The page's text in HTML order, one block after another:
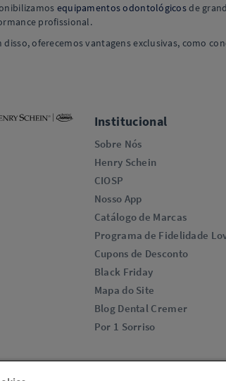
equipamentos odontológicosde
profissional.
disso, oferecemos vantagens exclusivas, como
Institucional
Sobre Nós
Henry Schein
CIOSP
Nosso App
Catálogo de Marcas
Programa de Fidelidade
Cupons de Desconto
Black Friday
Mapa do Site
Blog Dental Cremer
Por 1 Sorriso